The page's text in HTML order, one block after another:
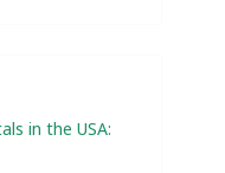
in the USA: